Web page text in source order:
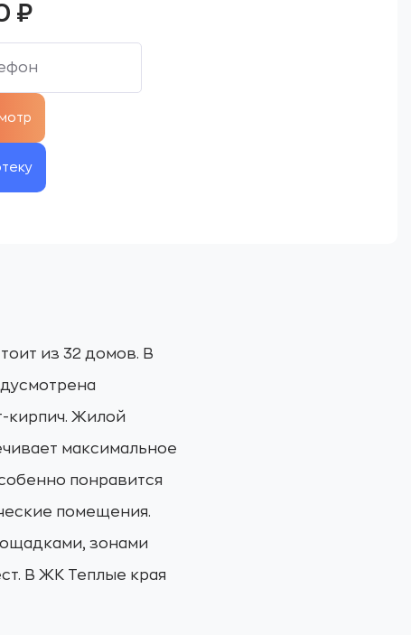
₽
из 32 домов. В
кирпич. Жилой
максимальное
понравится
помещения.
зонами
В ЖК Теплые края